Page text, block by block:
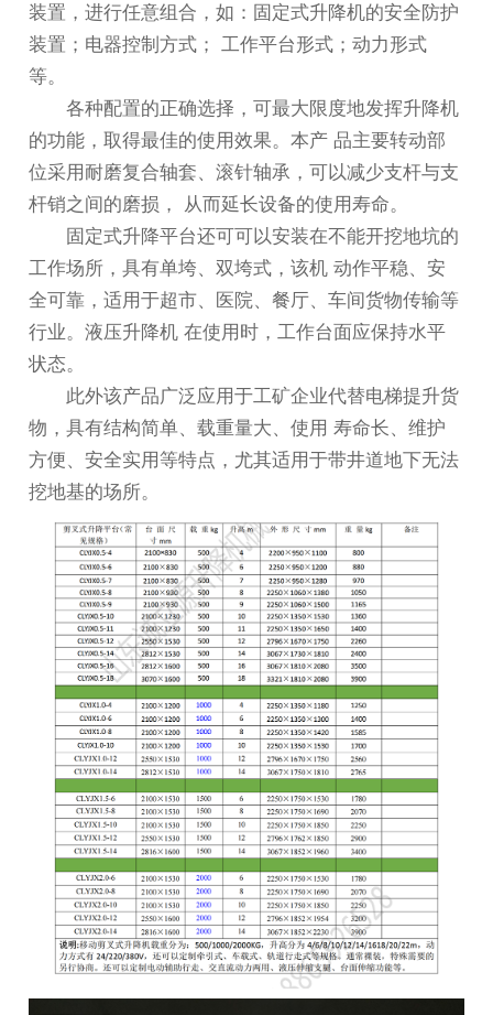
装置，进行任意组合，如：固定式升降机的安全防护
装置；电器控制方式； 工作平台形式；动力形式
等。
各种配置的正确选择，可最大限度地发挥升降机
的功能，取得最佳的使用效果。本产 品主要转动部
位采用耐磨复合轴套、滚针轴承，可以减少支杆与支
杆销之间的磨损， 从而延长设备的使用寿命。
固定式升降平台还可可以安装在不能开挖地坑的
工作场所，具有单垮、双垮式，该机 动作平稳、安
全可靠，适用于超市、医院、餐厅、车间货物传输等
行业。液压升降机 在使用时，工作台面应保持水平
状态。
此外该产品广泛应用于工矿企业代替电梯提升货
物，具有结构简单、载重量大、使用 寿命长、维护
方便、安全实用等特点，尤其适用于带井道地下无法
挖地基的场所。